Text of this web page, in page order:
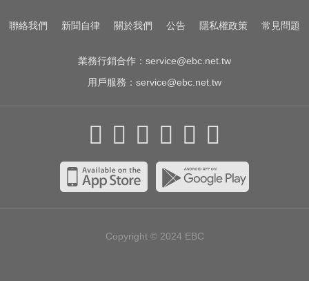
聯絡我們 新聞自律 關於我們 公告 隱私權政策 常見問題
業務行銷合作： service@ebc.net.tw
用戶服務： service@ebc.net.tw
Copyright © 2024 EBC